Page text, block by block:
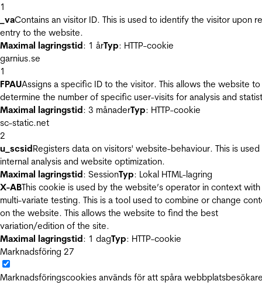
1
_vaContains an visitor ID. This is used to identify the visitor upon
entry to the website.
Maximal lagringstid: 1 årTyp: HTTP-cookie
garnius.se
1
FPAUAssigns a specific ID to the visitor. This allows the website to
determine the number of specific user-visits for analysis and
Maximal lagringstid: 3 månaderTyp: HTTP-cookie
sc-static.net
2
u_scsidRegisters data on visitors' website-behaviour. This is
internal analysis and website optimization.
Maximal lagringstid: SessionTyp: Lokal HTML-lagring
X-ABThis cookie is used by the website’s operator in context with
multi-variate testing. This is a tool used to combine or change
on the website. This allows the website to find the best
variation/edition of the site.
Maximal lagringstid: 1 dagTyp: HTTP-cookie
Marknadsföring 27
Marknadsföringscookies används för att spåra